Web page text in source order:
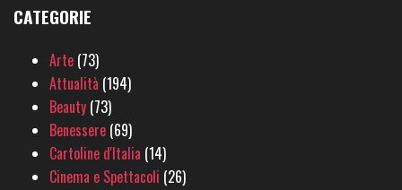
CATEGORIE
Arte (73)
Attualità (194)
Beauty (73)
Benessere (69)
Cartoline d'Italia (14)
Cinema e Spettacoli (26)